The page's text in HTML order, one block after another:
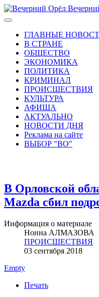
ГЛАВНЫЕ
В СТРАНЕ
ОБЩЕСТВО
ЭКОНОМИКА
ПОЛИТИКА
КРИМИНАЛ
ПРОИСШЕСТВИЯ
КУЛЬТУРА
АФИША
АКТУАЛЬНО
НОВОСТИ ДНЯ
Реклама на сайте
ВЫБОР "ВО"
В Орловской
Mazda сбил
Информация о материале
Нонна АЛМАЗОВА
ПРОИСШЕСТВИЯ
03 сентября 2018
Empty
Печать